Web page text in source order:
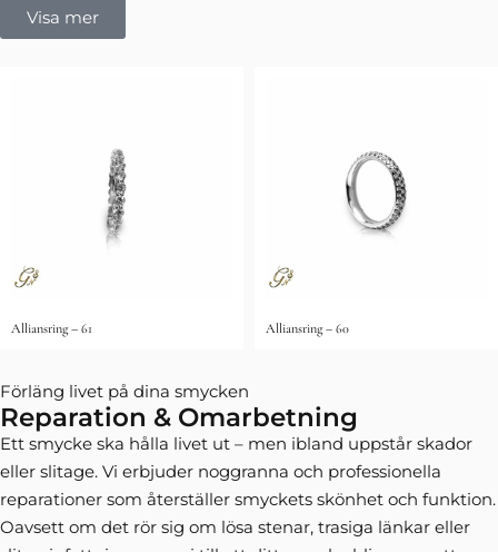
Visa mer
Alliansring – 61 Alliansring – 60
Förläng livet på dina smycken
Reparation & Omarbetning
Ett smycke ska hålla livet ut – men ibland uppstår skador
eller slitage. Vi erbjuder noggranna och professionella
reparationer som återställer smyckets skönhet och funktion.
Oavsett om det rör sig om lösa stenar, trasiga länkar eller